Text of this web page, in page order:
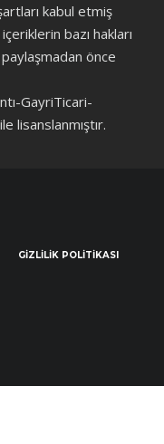
kabul etmiş
bazı hakları
paylaşmadan önce
GayriTicari-
lisanslanmıştır.
GIZLILIK POLITIKASI